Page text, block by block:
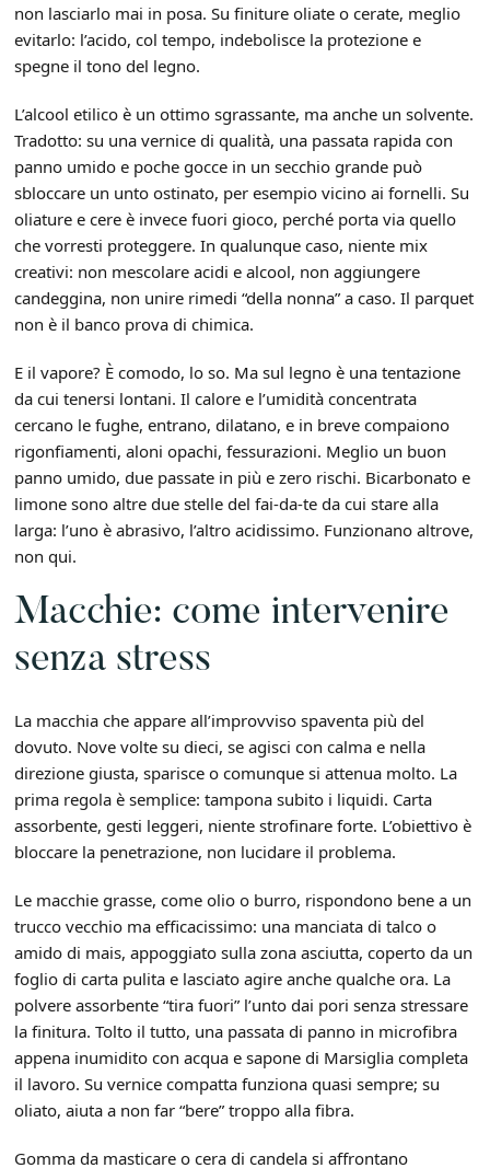
non lasciarlo mai in posa. Su finiture oliate o cerate, meglio
evitarlo: l’acido, col tempo, indebolisce la protezione e
spegne il tono del legno.
L’alcool etilico è un ottimo sgrassante, ma anche un solvente.
Tradotto: su una vernice di qualità, una passata rapida con
panno umido e poche gocce in un secchio grande può
sbloccare un unto ostinato, per esempio vicino ai fornelli. Su
oliature e cere è invece fuori gioco, perché porta via quello
che vorresti proteggere. In qualunque caso, niente mix
creativi: non mescolare acidi e alcool, non aggiungere
candeggina, non unire rimedi “della nonna” a caso. Il parquet
non è il banco prova di chimica.
E il vapore? È comodo, lo so. Ma sul legno è una tentazione
da cui tenersi lontani. Il calore e l’umidità concentrata
cercano le fughe, entrano, dilatano, e in breve compaiono
rigonfiamenti, aloni opachi, fessurazioni. Meglio un buon
panno umido, due passate in più e zero rischi. Bicarbonato e
limone sono altre due stelle del fai-da-te da cui stare alla
larga: l’uno è abrasivo, l’altro acidissimo. Funzionano altrove,
non qui.
Macchie: come intervenire
senza stress
La macchia che appare all’improvviso spaventa più del
dovuto. Nove volte su dieci, se agisci con calma e nella
direzione giusta, sparisce o comunque si attenua molto. La
prima regola è semplice: tampona subito i liquidi. Carta
assorbente, gesti leggeri, niente strofinare forte. L’obiettivo è
bloccare la penetrazione, non lucidare il problema.
Le macchie grasse, come olio o burro, rispondono bene a un
trucco vecchio ma efficacissimo: una manciata di talco o
amido di mais, appoggiato sulla zona asciutta, coperto da un
foglio di carta pulita e lasciato agire anche qualche ora. La
polvere assorbente “tira fuori” l’unto dai pori senza stressare
la finitura. Tolto il tutto, una passata di panno in microfibra
appena inumidito con acqua e sapone di Marsiglia completa
il lavoro. Su vernice compatta funziona quasi sempre; su
oliato, aiuta a non far “bere” troppo alla fibra.
Gomma da masticare o cera di candela si affrontano